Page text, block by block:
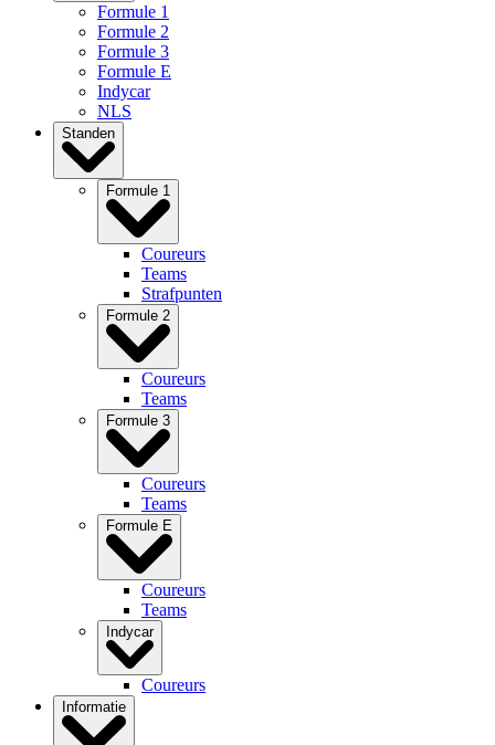
Formule 1
Formule 2
Formule 3
Formule E
Indycar
NLS
Standen
Formule 1
Coureurs
Teams
Strafpunten
Formule 2
Coureurs
Teams
Formule 3
Coureurs
Teams
Formule E
Coureurs
Teams
Indycar
Coureurs
Informatie